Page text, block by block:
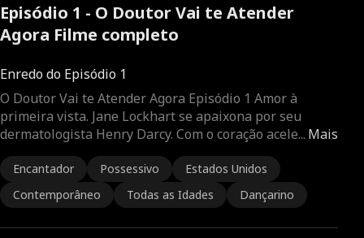
Episódio 1 - O Doutor Vai te Atender
Agora Filme completo
Enredo do Episódio 1
Mais
O Doutor Vai te Atender Agora Episódio 1 Amor à
primeira vista. Jane Lockhart se apaixona por seu
dermatologista Henry Darcy. Com o coração acele...
Encantador Possessivo
Estados Unidos
Contemporâneo
Todas as Idades Dançarino